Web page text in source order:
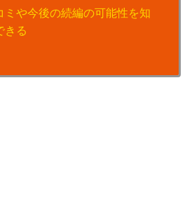
ミや今後の続編の可能性を知
きる